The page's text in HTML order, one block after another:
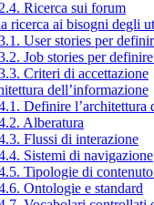
Ricerca sui forum
ricerca ai bisogni degli
User stories per
Job stories per
Criteri di accettazione
dell’informazione
Definire l’architettura
Alberatura
Flussi di interazione
Sistemi di navigazione
Tipologie di
Ontologie e standard